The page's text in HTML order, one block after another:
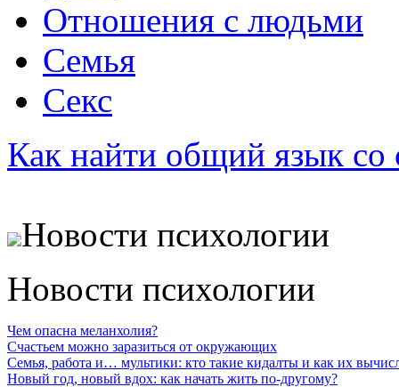
Отношения с людьми
Семья
Секс
Как найти общий язык со
Новости психологии
Новости психологии
Чем опасна меланхолия?
Счастьем можно заразиться от окружающих
Семья, работа и… мультики: кто такие кидалты и как их
Новый год, новый вдох: как начать жить по-другому?